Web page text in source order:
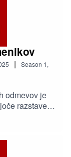
| Season 1,
odmevov je
razstave
je
in